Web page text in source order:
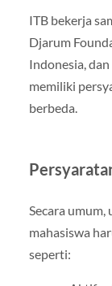
ITB bekerja
Djarum
Indonesia,
memiliki
berbeda.
Secara umum,
mahasiswa
seperti: